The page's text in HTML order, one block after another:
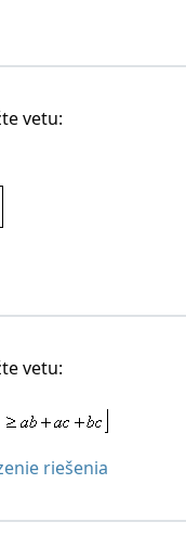
vetu:
vetu:
riešenia